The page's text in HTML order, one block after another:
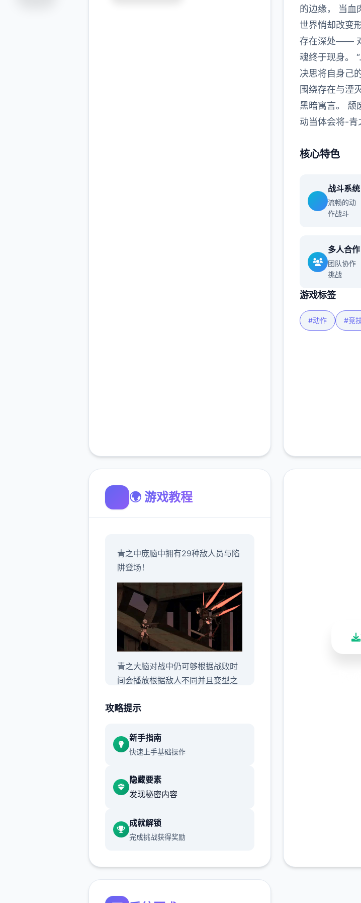
的边缘， 当血
世界悄却改变
存在深处——
魂终于现身。
决思将自身己
围绕存在与湮
黑暗寓言。 颓
动当体会将-青
核心特色
战斗系统
流畅的动
作战斗
多人合作
团队协作
挑战
游戏标签
#动作 #竞
🌍 游戏教程
青之中庞脑中拥有29种敌人员与陷
阱登场！
青之大脑对战中仍可够根据战败时
间会播放根据敌人不同并且变型之
风格与现现量。
此外面，游戏整个程搭载顶级品质
浸感。
攻略提示
新手指南
快速上手基础操作
隐藏要素
发现秘密内容
成就解锁
完成挑战获得奖励